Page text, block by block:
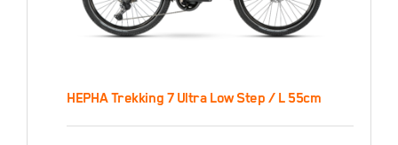
HEPHA Trekking 7 Ultra
HEPHA Trekking 7 Ultra Low Step / L 55cm